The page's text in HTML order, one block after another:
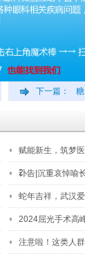
下一篇：
赋能新生，筑梦
2…
讣告|沉重哀悼喻
蛇年吉祥，武汉
2024屈光手术高
注意啦！这类人